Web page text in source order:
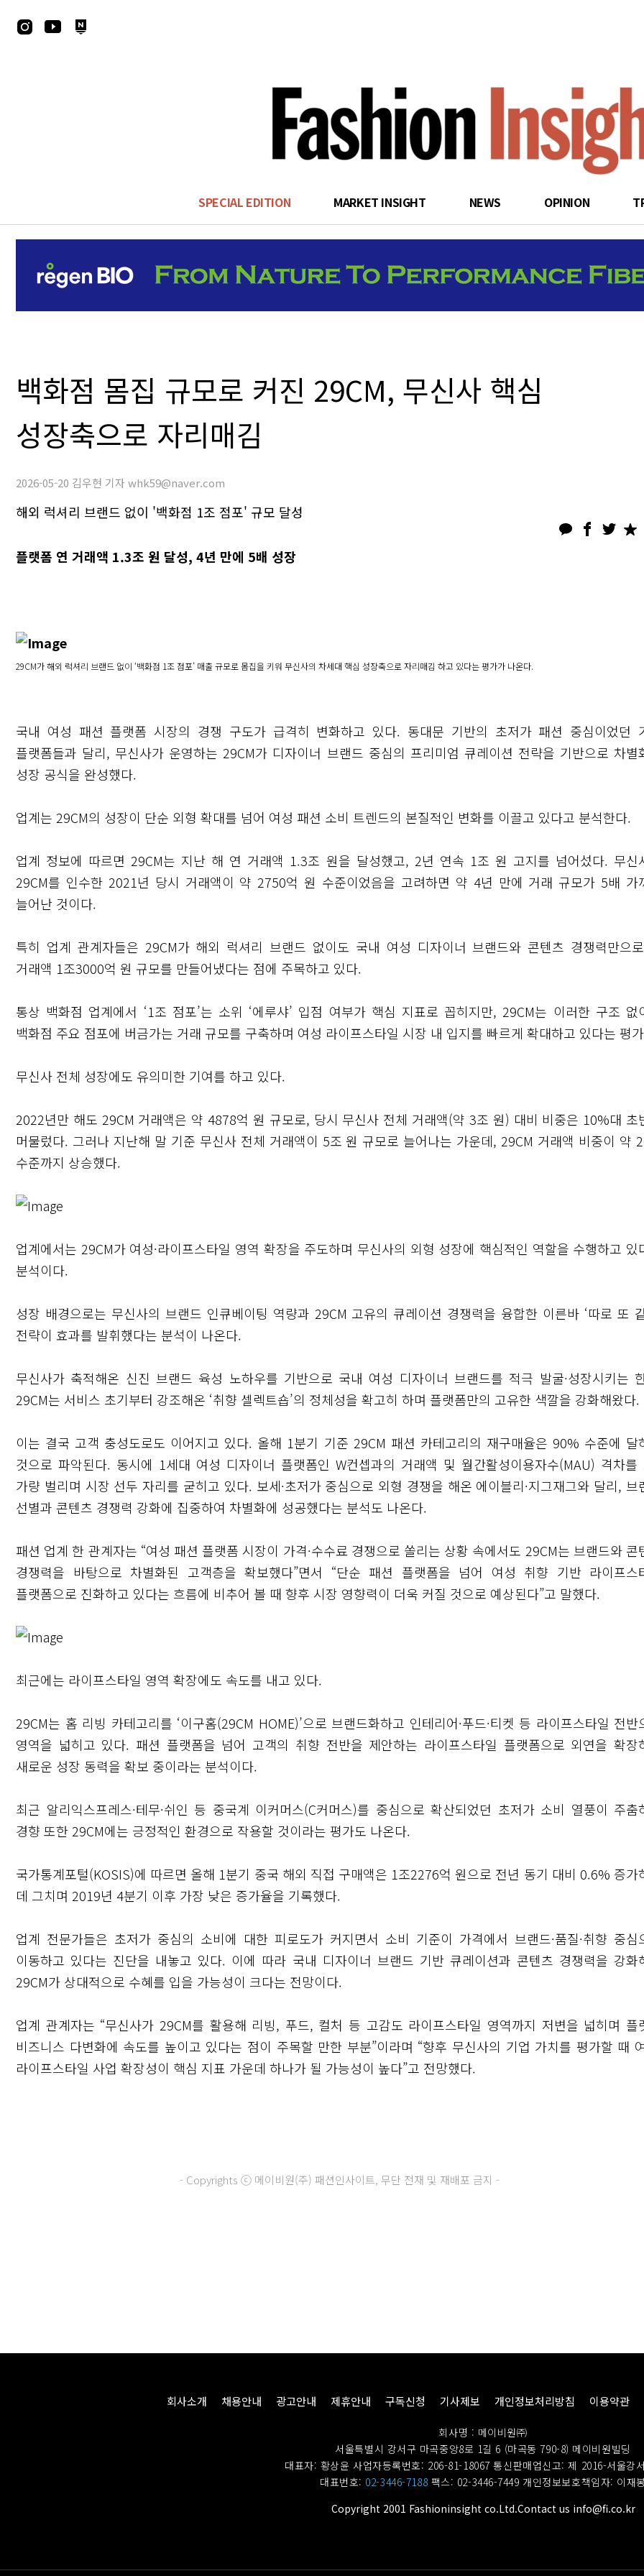
search
SPECIAL EDITION MARKET INSIGHT NEWS OPINION
백화점 몸집 규모로 커진 29CM, 무신사 핵심
성장축으로 자리매김
2026-05-20 김우현 기자 whk59@naver.com
해외 럭셔리 브랜드 없이 '백화점 1조 점포' 규모 달성
플랫폼 연 거래액 1.3조 원 달성, 4년 만에 5배 성장
29CM가 해외 럭셔리 브랜드 없이 ‘백화점 1조 점포’ 매출 규모로 몸집을 키워 무신사의 차세대 핵심 성장축으로 자리매김 하고 있다는 평가가 나온다.
국내 여성 패션 플랫폼 시장의 경쟁 구도가 급격히 변화하고 있다. 동대문 기반의 초저가 패션 중심이었던
플랫폼들과 달리, 무신사가 운영하는 29CM가 디자이너 브랜드 중심의 프리미엄 큐레이션 전략을 기반으로 차별
성장 공식을 완성했다.
업계는 29CM의 성장이 단순 외형 확대를 넘어 여성 패션 소비 트렌드의 본질적인 변화를 이끌고 있다고 분석한다.
업계 정보에 따르면 29CM는 지난 해 연 거래액 1.3조 원을 달성했고, 2년 연속 1조 원 고지를 넘어섰다. 무신
29CM를 인수한 2021년 당시 거래액이 약 2750억 원 수준이었음을 고려하면 약 4년 만에 거래 규모가 5배 가
늘어난 것이다.
특히 업계 관계자들은 29CM가 해외 럭셔리 브랜드 없이도 국내 여성 디자이너 브랜드와 콘텐츠 경쟁력만으
거래액 1조3000억 원 규모를 만들어냈다는 점에 주목하고 있다.
통상 백화점 업계에서 ‘1조 점포’는 소위 ‘에루샤’ 입점 여부가 핵심 지표로 꼽히지만, 29CM는 이러한 구조 없
백화점 주요 점포에 버금가는 거래 규모를 구축하며 여성 라이프스타일 시장 내 입지를 빠르게 확대하고 있다는 평
무신사 전체 성장에도 유의미한 기여를 하고 있다.
2022년만 해도 29CM 거래액은 약 4878억 원 규모로, 당시 무신사 전체 거래액(약 3조 원) 대비 비중은 10%대 초
머물렀다. 그러나 지난해 말 기준 무신사 전체 거래액이 5조 원 규모로 늘어나는 가운데, 29CM 거래액 비중이 약
수준까지 상승했다.
업계에서는 29CM가 여성·라이프스타일 영역 확장을 주도하며 무신사의 외형 성장에 핵심적인 역할을 수행하고 있
분석이다.
성장 배경으로는 무신사의 브랜드 인큐베이팅 역량과 29CM 고유의 큐레이션 경쟁력을 융합한 이른바 ‘따로 또
전략이 효과를 발휘했다는 분석이 나온다.
무신사가 축적해온 신진 브랜드 육성 노하우를 기반으로 국내 여성 디자이너 브랜드를 적극 발굴·성장시키는
29CM는 서비스 초기부터 강조해온 ‘취향 셀렉트숍’의 정체성을 확고히 하며 플랫폼만의 고유한 색깔을 강화해왔다.
이는 결국 고객 충성도로도 이어지고 있다. 올해 1분기 기준 29CM 패션 카테고리의 재구매율은 90% 수준에 달
것으로 파악된다. 동시에 1세대 여성 디자이너 플랫폼인 W컨셉과의 거래액 및 월간활성이용자수(MAU) 격차를
가량 벌리며 시장 선두 자리를 굳히고 있다. 보세·초저가 중심으로 외형 경쟁을 해온 에이블리·지그재그와 달리, 브
선별과 콘텐츠 경쟁력 강화에 집중하여 차별화에 성공했다는 분석도 나온다.
패션 업계 한 관계자는 “여성 패션 플랫폼 시장이 가격·수수료 경쟁으로 쏠리는 상황 속에서도 29CM는 브랜드와 콘
경쟁력을 바탕으로 차별화된 고객층을 확보했다”면서 “단순 패션 플랫폼을 넘어 여성 취향 기반 라이프스
플랫폼으로 진화하고 있다는 흐름에 비추어 볼 때 향후 시장 영향력이 더욱 커질 것으로 예상된다”고 말했다.
최근에는 라이프스타일 영역 확장에도 속도를 내고 있다.
29CM는 홈 리빙 카테고리를 ‘이구홈(29CM HOME)’으로 브랜드화하고 인테리어·푸드·티켓 등 라이프스타일 전반
영역을 넓히고 있다. 패션 플랫폼을 넘어 고객의 취향 전반을 제안하는 라이프스타일 플랫폼으로 외연을 확장
새로운 성장 동력을 확보 중이라는 분석이다.
최근 알리익스프레스·테무·쉬인 등 중국계 이커머스(C커머스)를 중심으로 확산되었던 초저가 소비 열풍이 주춤
경향 또한 29CM에는 긍정적인 환경으로 작용할 것이라는 평가도 나온다.
국가통계포털(KOSIS)에 따르면 올해 1분기 중국 해외 직접 구매액은 1조2276억 원으로 전년 동기 대비 0.6% 증가
데 그치며 2019년 4분기 이후 가장 낮은 증가율을 기록했다.
업계 전문가들은 초저가 중심의 소비에 대한 피로도가 커지면서 소비 기준이 가격에서 브랜드·품질·취향 중심
이동하고 있다는 진단을 내놓고 있다. 이에 따라 국내 디자이너 브랜드 기반 큐레이션과 콘텐츠 경쟁력을 강화
29CM가 상대적으로 수혜를 입을 가능성이 크다는 전망이다.
업계 관계자는 “무신사가 29CM를 활용해 리빙, 푸드, 컬처 등 고감도 라이프스타일 영역까지 저변을 넓히며 플
비즈니스 다변화에 속도를 높이고 있다는 점이 주목할 만한 부분”이라며 “향후 무신사의 기업 가치를 평가할 때
라이프스타일 사업 확장성이 핵심 지표 가운데 하나가 될 가능성이 높다”고 전망했다.
- Copyrights ⓒ 메이비원(주) 패션인사이트, 무단 전재 및 재배포 금지 -
회사소개 채용안내 광고안내 제휴안내 구독신청 기사제보 개인정보처리방침 이용약관
회사명 : 메이비원㈜
서울특별시 강서구 마곡중앙8로 1길 6 (마곡동 790-8) 메이비원빌딩
대표자: 황상윤 사업자등록번호: 206-81-18067통신판매업신고: 제 2016-서울강
대표번호: 02-3446-7188 팩스: 02-3446-7449 개인정보보호책임자: 이재봉
Copyright 2001 Fashioninsight co.Ltd.Contact us info@fi.co.kr